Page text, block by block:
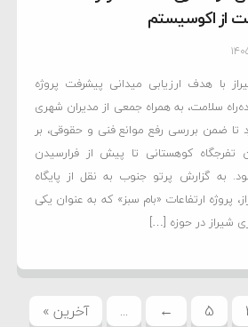
از اکوسیستم
۱۳
با هدف ارزیابی میدانی پیشرفت پروژه
سلامت، به همراه جمعی از مدیران شهری
تا ضمن بررسی رفع موانع فنی و حقوقی، بر
تفرجگاه کوهستانی تا پیش از فرارسیدن
به گزارش پرتو جنوب به نقل از پایگاه
پروژه ارتفاعات «بام سبز» که به عنوان یکی
شیراز در حوزه […]
5
←
... آخرین »